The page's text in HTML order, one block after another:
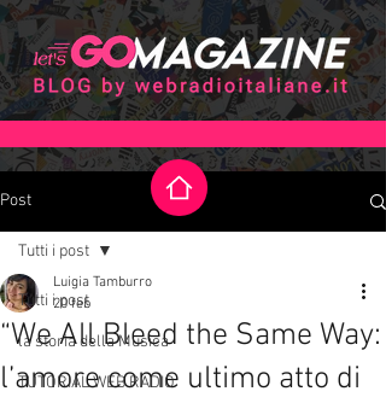
Post
Tutti i post
la storia della Musica
TUTORIAL WEB RADIO
Tutti i post
“We All Bleed the Same Way:
l’amore come ultimo atto di
Luigia Tamburro
20 feb